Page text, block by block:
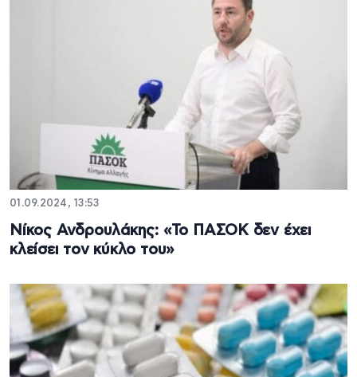
01.09.2024, 13:53
Νίκος Ανδρουλάκης: «Το ΠΑΣΟΚ δεν έχει
κλείσει τον κύκλο του»